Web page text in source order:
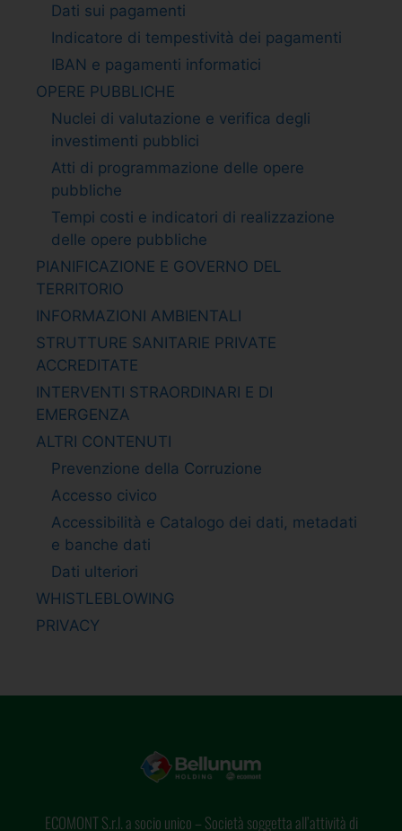
Dati sui pagamenti
Indicatore di tempestività dei pagamenti
IBAN e pagamenti informatici
OPERE PUBBLICHE
Nuclei di valutazione e verifica degli
investimenti pubblici
Atti di programmazione delle opere
pubbliche
Tempi costi e indicatori di realizzazione
delle opere pubbliche
PIANIFICAZIONE E GOVERNO DEL
TERRITORIO
INFORMAZIONI AMBIENTALI
STRUTTURE SANITARIE PRIVATE
ACCREDITATE
INTERVENTI STRAORDINARI E DI
EMERGENZA
ALTRI CONTENUTI
Prevenzione della Corruzione
Accesso civico
Accessibilità e Catalogo dei dati, metadati
e banche dati
Dati ulteriori
WHISTLEBLOWING
PRIVACY
ECOMONT S.r.l. a socio unico – Società soggetta all’attività di